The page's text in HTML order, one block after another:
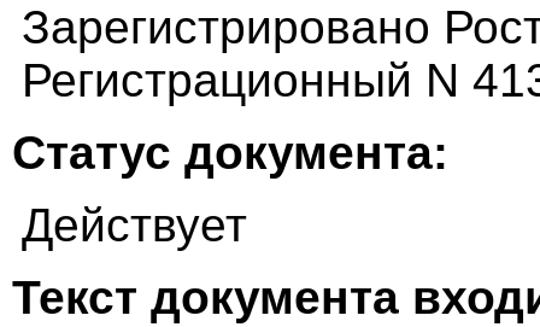
Зарегистрировано
Регистрационный N
Статус документа:
Действует
Текст документа